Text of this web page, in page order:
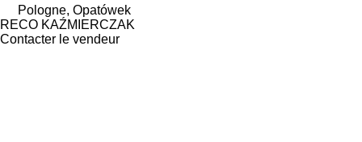
Pologne, Opatówek
RECO KAŹMIERCZAK
Contacter le vendeur